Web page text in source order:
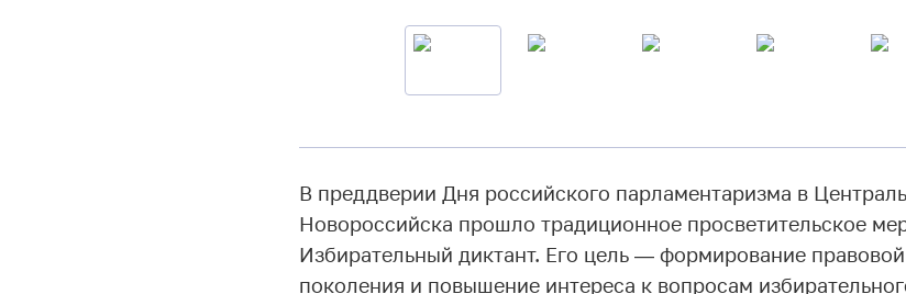
В преддверии Дня российского парламентаризма в
Новороссийска прошло традиционное просветительское
Избирательный диктант. Его цель — формирование
поколения и повышение интереса к вопросам